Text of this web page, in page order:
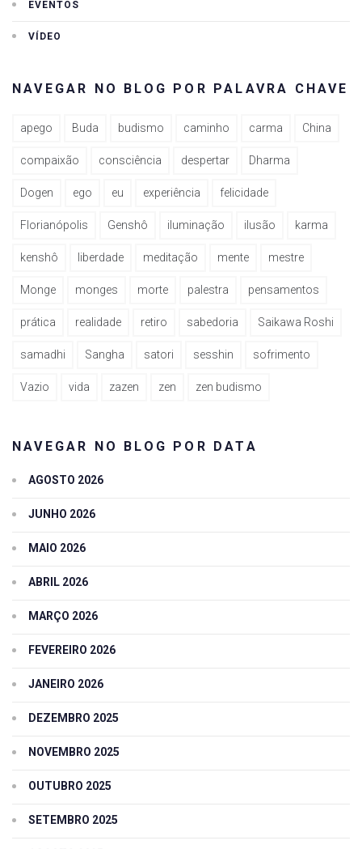
EVENTOS
VÍDEO
NAVEGAR NO BLOG POR PALAVRA CHAVE
apego Buda budismo caminho carma China
compaixão consciência despertar Dharma
Dogen ego eu experiência felicidade
Florianópolis Genshô iluminação ilusão karma
kenshô liberdade meditação mente mestre
Monge monges morte palestra pensamentos
prática realidade retiro sabedoria Saikawa Roshi
samadhi Sangha satori sesshin sofrimento
Vazio vida zazen zen zen budismo
NAVEGAR NO BLOG POR DATA
AGOSTO 2026
JUNHO 2026
MAIO 2026
ABRIL 2026
MARÇO 2026
FEVEREIRO 2026
JANEIRO 2026
DEZEMBRO 2025
NOVEMBRO 2025
OUTUBRO 2025
SETEMBRO 2025